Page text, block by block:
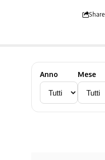
Share
Anno Mese